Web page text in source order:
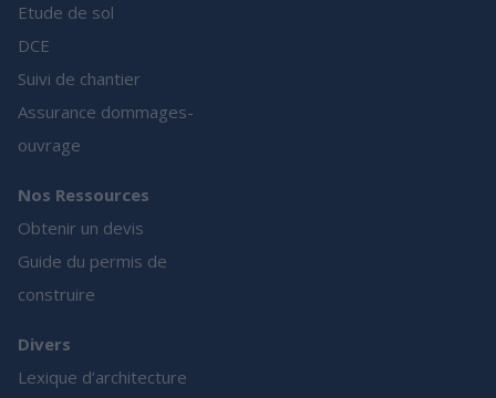
Etude de sol
DCE
Suivi de chantier
Assurance dommages-
ouvrage
Nos Ressources
Obtenir un devis
Guide du permis de
construire
Divers
Lexique d’architecture